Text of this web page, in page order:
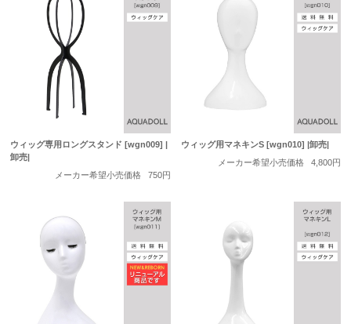
ウィッグ専用ロングスタンド [wgn009] |
卸売|
メーカー希望小売価格
750円
ウィッグ用マネキンS [wgn010] |卸売|
メーカー希望小売価格
4,800円